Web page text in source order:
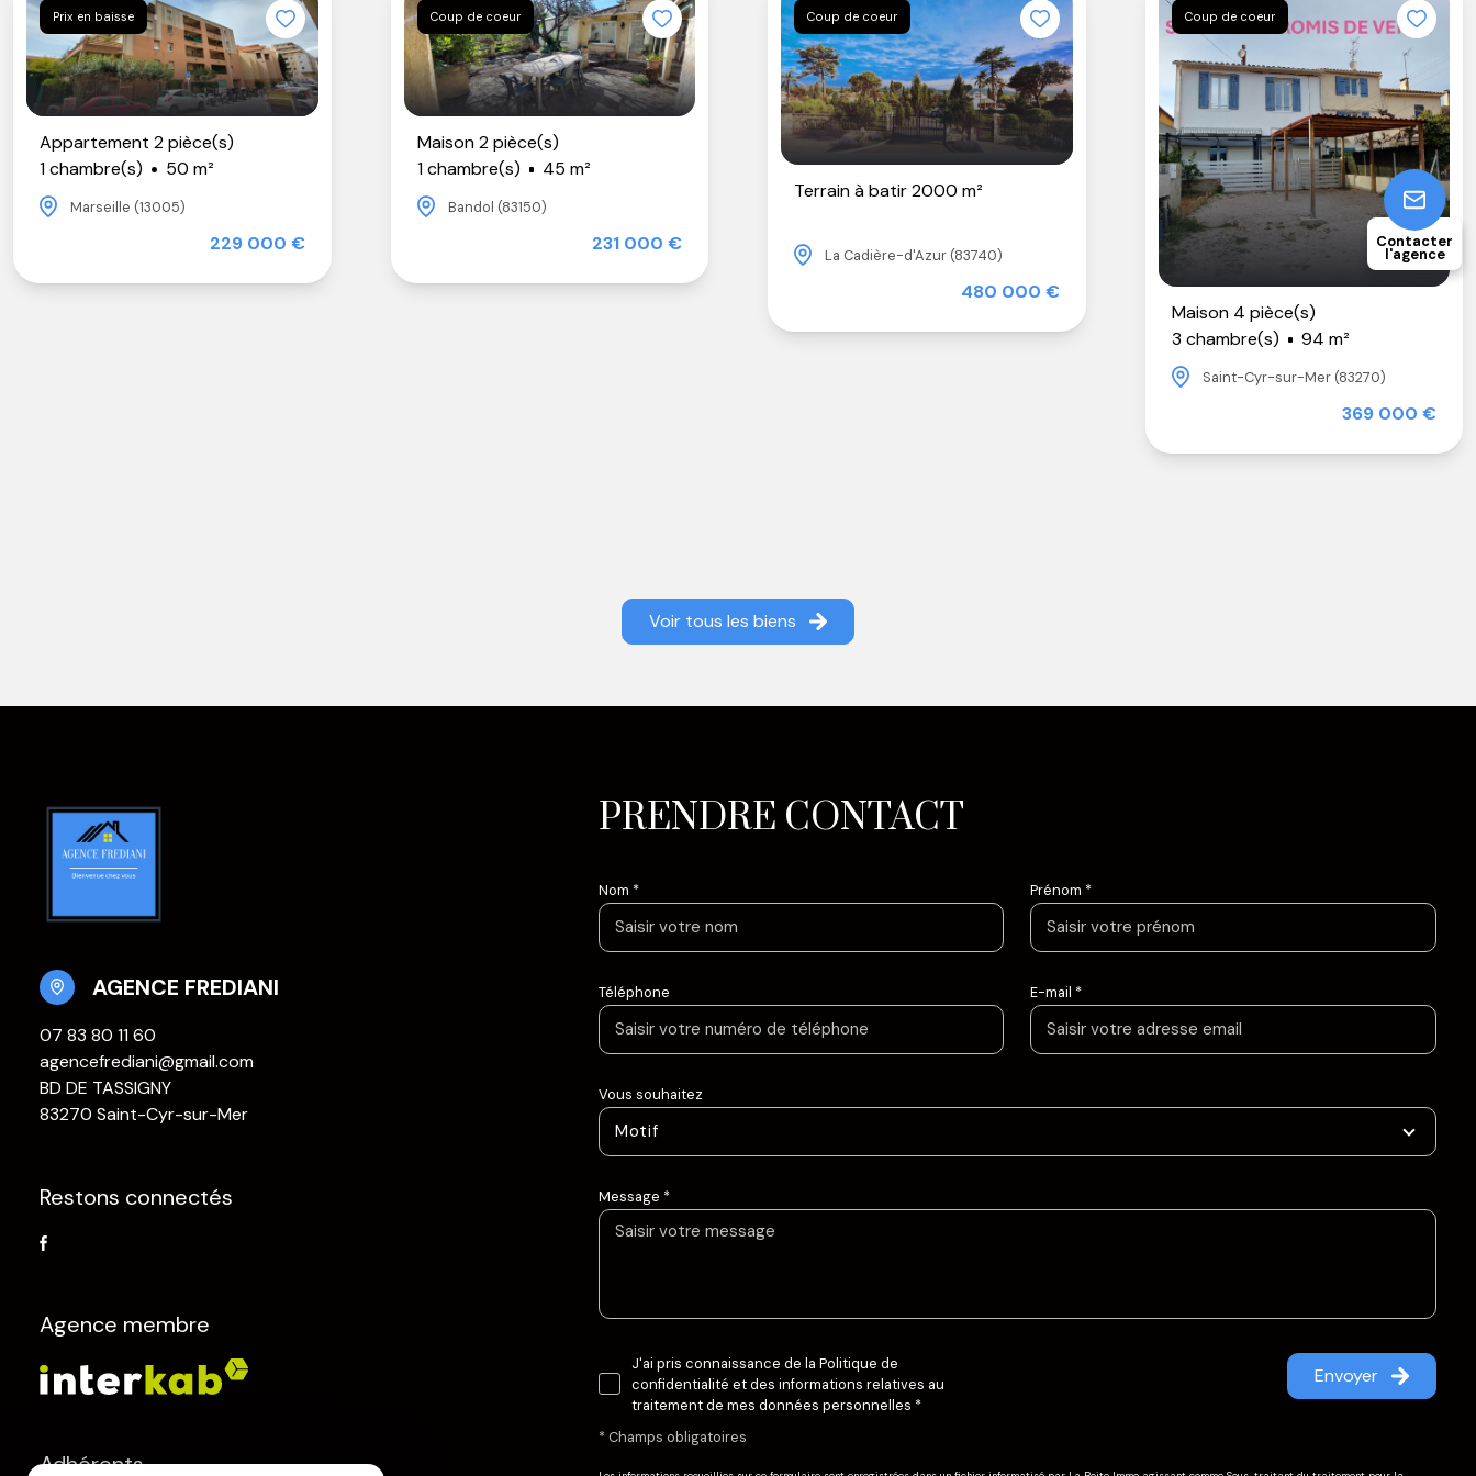
Prix en baisse
Appartement 2 pièce(s)
1 chambre(s)
50 m²
Marseille (13005)
229 000 €
Coup de coeur
Maison 2 pièce(s)
1 chambre(s)
45 m²
Bandol (83150)
231 000 €
Coup de coeur
Terrain à batir 2000 m²
La Cadière-d'Azur (83740)
480 000 €
Coup de coeur
Maison 4 pièce(s)
3 chambre(s)
94 m²
Saint-Cyr-sur-Mer (83270)
369 000 €
Voir tous les biens
Contacter
l'agence
PRENDRE CONTACT
Nom * Prénom *
Téléphone E-mail *
Vous souhaitez
Motif
Message *
J'ai pris connaissance de la Politique de
confidentialité et des informations relatives au
traitement de mes données personnelles *
* Champs obligatoires
Envoyer
AGENCE FREDIANI
07 83 80 11 60
agencefrediani@gmail.com
BD DE TASSIGNY
83270 Saint-Cyr-sur-Mer
Restons connectés
Agence membre
Adhérents